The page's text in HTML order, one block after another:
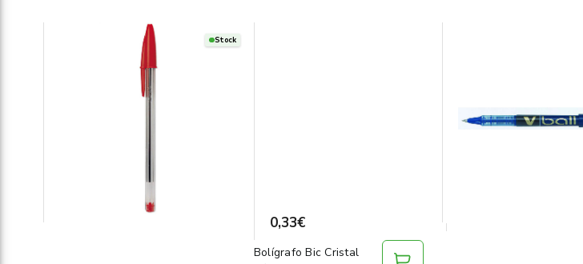
Stock
0,33€
Bolígrafo Bic Cristal